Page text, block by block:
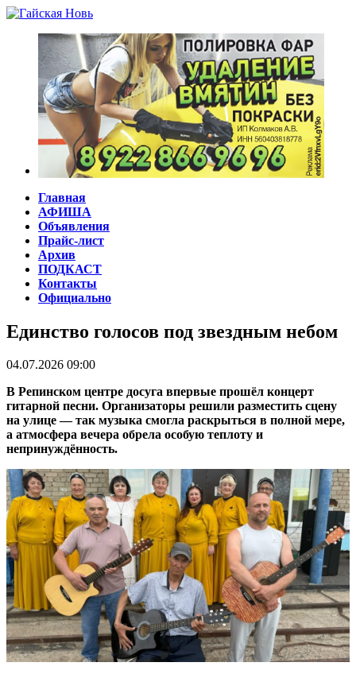
Главная
АФИША
Объявления
Прайс-лист
Архив
ПОДКАСТ
Контакты
Официально
Единство голосов под звездным небом
04.07.2026 09:00
В Репинском центре досуга впервые прошёл концерт
гитарной песни. Организаторы решили разместить сцену
на улице — так музыка смогла раскрыться в полной мере,
а атмосфера вечера обрела особую теплоту и
непринуждённость.